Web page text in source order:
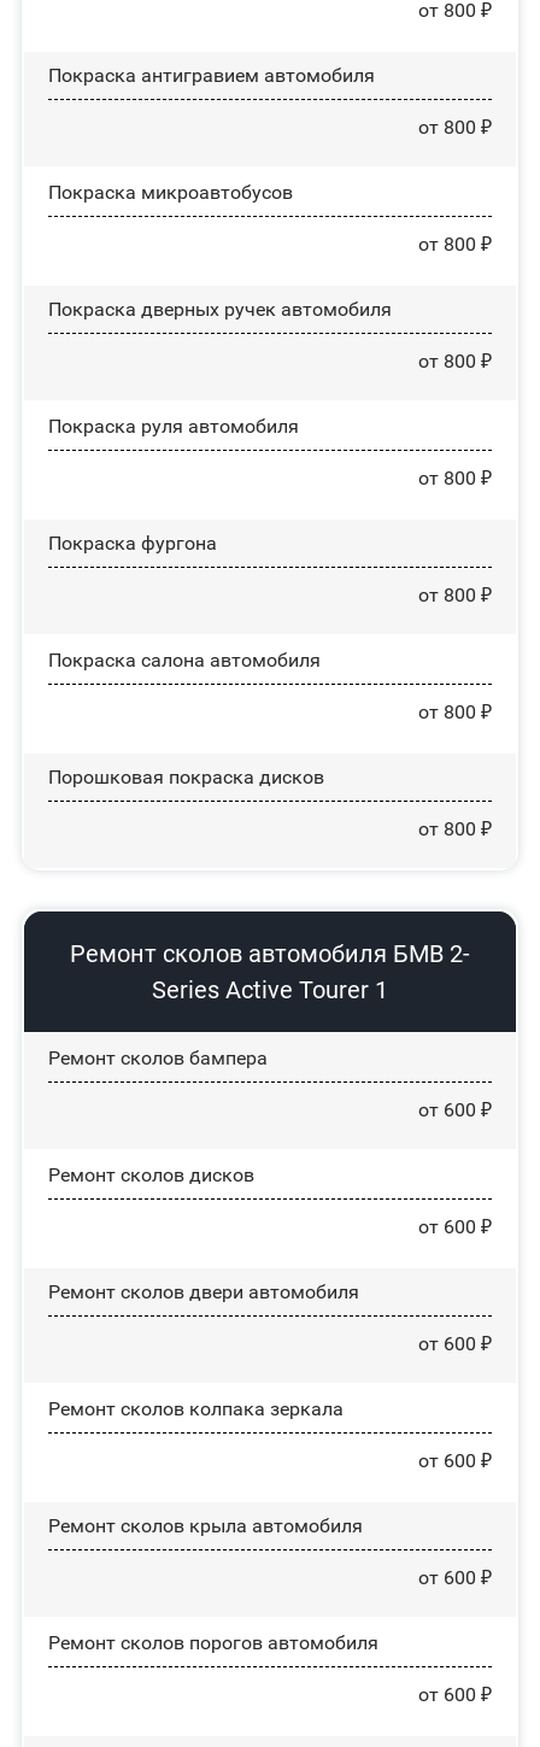
от 800 ₽
Покраска антигравием автомобиля
от 800 ₽
Покраска микроавтобусов
от 800 ₽
Покраска дверных ручек автомобиля
от 800 ₽
Покраска руля автомобиля
от 800 ₽
Покраска фургона
от 800 ₽
Покраска салона автомобиля
от 800 ₽
Порошковая покраска дисков
от 800 ₽
Ремонт сколов автомобиля БМВ 2-
Series Active Tourer 1
Ремонт сколов бампера
от 600 ₽
Ремонт сколов дисков
от 600 ₽
Ремонт сколов двери автомобиля
от 600 ₽
Ремонт сколов колпака зеркала
от 600 ₽
Ремонт сколов крыла автомобиля
от 600 ₽
Ремонт сколов порогов автомобиля
от 600 ₽